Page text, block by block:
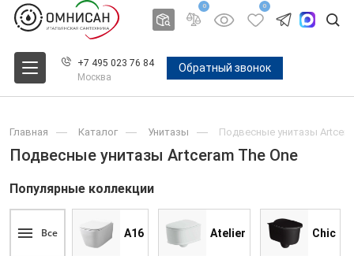
0 0
+7 495 023 76 84
Москва
Обратный звонок
Главная Каталог Унитазы Подвесные унитазы
Подвесные унитазы Artceram The One
Популярные коллекции
Все A16 Atelier Chic